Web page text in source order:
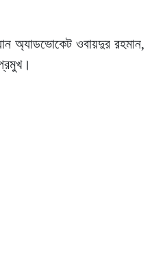
অ্যাডভোকেট ওবায়দুর রহমান,